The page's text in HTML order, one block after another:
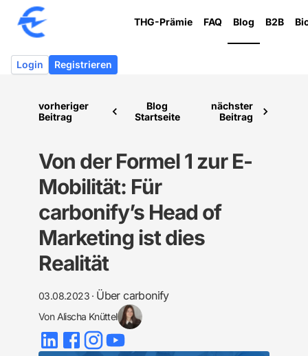
THG-Prämie FAQ Blog B2B
Login Registrieren
vorheriger
Beitrag
Blog
Startseite
nächster
Beitrag
Von der Formel 1 zur E-
Mobilität: Für
carbonify’s Head of
Marketing ist dies
Realität
03.08.2023 · Über carbonify
Von Alischa Knüttel